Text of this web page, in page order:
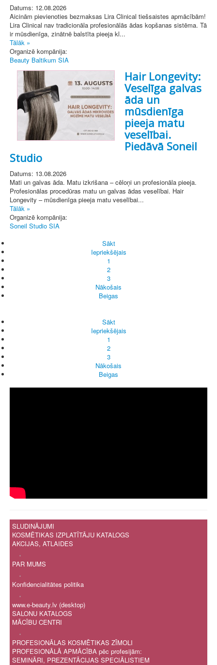
Datums: 12.08.2026
Aicinām pievienoties bezmaksas Lira Clinical tiešsaistes apmācībām!
Lira Clinical nav tradicionāla profesionālās ādas kopšanas sistēma. Tā
ir mūsdienīga, zinātnē balstīta pieeja kl...
Tālāk »
Organizē kompānija:
Beauty Baltikum SIA
Hair Longevity:
Veselīga galvas
āda un
mūsdienīga
pieeja matu
veselībai.
Piedāvā Soneil
Studio
Datums: 13.08.2026
Mati un galvas āda. Matu izkrišana – cēloņi un profesionāla pieeja.
Profesionālas procedūras matu un galvas ādas veselībai. Hair
Longevity – mūsdienīga pieeja matu veselībai...
Tālāk »
Organizē kompānija:
Soneil Studio SIA
Sākt
Iepriekšējais
1
2
3
Nākošais
Beigas
Sākt
Iepriekšējais
1
2
3
Nākošais
Beigas
SLUDINĀJUMI
KOSMĒTIKAS IZPLATĪTĀJU KATALOGS
AKCIJAS, ATLAIDES
.
PAR MUMS
.
Konfidencialitātes politika
.
www.e-beauty.lv (desktop)
SALONU KATALOGS
MĀCĪBU CENTRI
.
PROFESIONĀLAS KOSMĒTIKAS ZĪMOLI
PROFESIONĀLĀ APMĀCĪBA pēc profesijām:
SEMINĀRI, PREZENTĀCIJAS SPECIĀLISTIEM